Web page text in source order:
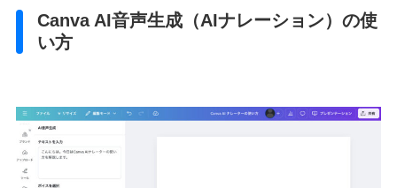
Canva AI音声生成（AIナレーション）の使
い方